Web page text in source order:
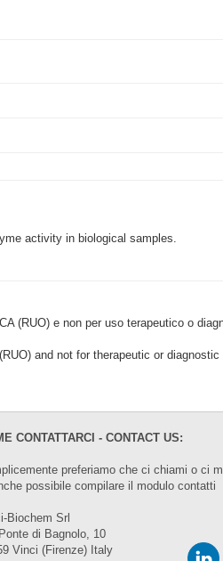
activity in biological samples.
(RUO) e non per uso terapeutico o
and not for therapeutic or
CONTATTARCI - CONTACT US:
preferiamo che ci chiami o ci
possibile compilare il modulocontatti
Biochem Srl
di Bagnolo, 10
Vinci (Firenze) Italy